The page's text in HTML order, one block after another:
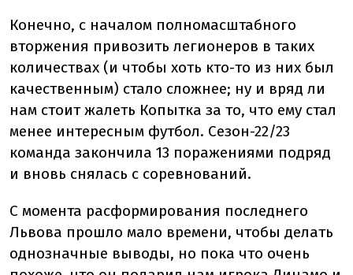
Конечно, с началом полномасштабного
вторжения привозить легионеров в таких
количествах (и чтобы хоть кто-то из них был
качественным) стало сложнее; ну и вряд ли
нам стоит жалеть Копытка за то, что ему стал
менее интересным футбол. Сезон-22/23
команда закончила 13 поражениями подряд
и вновь снялась с соревнований.
С момента расформирования последнего
Львова прошло мало времени, чтобы делать
однозначные выводы, но пока что очень